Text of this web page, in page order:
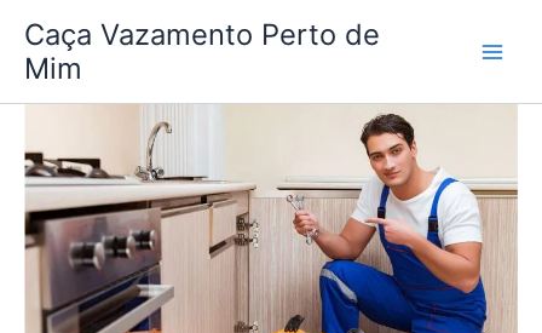
para
conteúdo
Caça Vazamento Perto de
Mim